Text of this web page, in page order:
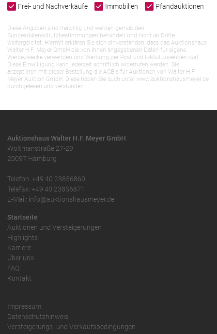
Frei- und Nachverkäufe
Immobilien Pfandauktionen
Diese Angaben sind freiwillig und werden gemäß den
Bundesdatenschutzbestimmungen behandelt und nicht an Dritte
weitergeleitet. Hiermit erklären Sie sich einverstanden, dass das Auktionshaus
Walter H.F. Meyer GmbH die von Ihnen angegebenen Daten für eigene
Werbezwecke verwenden und Werbung per Post und E-Mail zusenden darf.
Diese Einwilligung kann jederzeit schriftlich widerrufen werden. Sie
akzeptieren mit dieser Bestellung die AGB`s für Auktionen von Walter H.F.
Meyer Auktion GmbH. Diese haben Sie auch unter www.auktionshausmeyer.de
durchgelesen und verstanden.
Auktionshaus Walter H.F. Meyer GmbH
Woltmanstraße 27-29
20097 Hamburg
Telefon: +49 40 23856860
Telefax: +49 40 23856871
E-Mail: info@auktionshausmeyer.de
Startseite
Auktionen und Versteigerungen
Highlights
Karriere
Über uns
FAQ
Kontakt
Impressum
Datenschutzhinweis
Versteigerungs- und Verkaufsbedingungen